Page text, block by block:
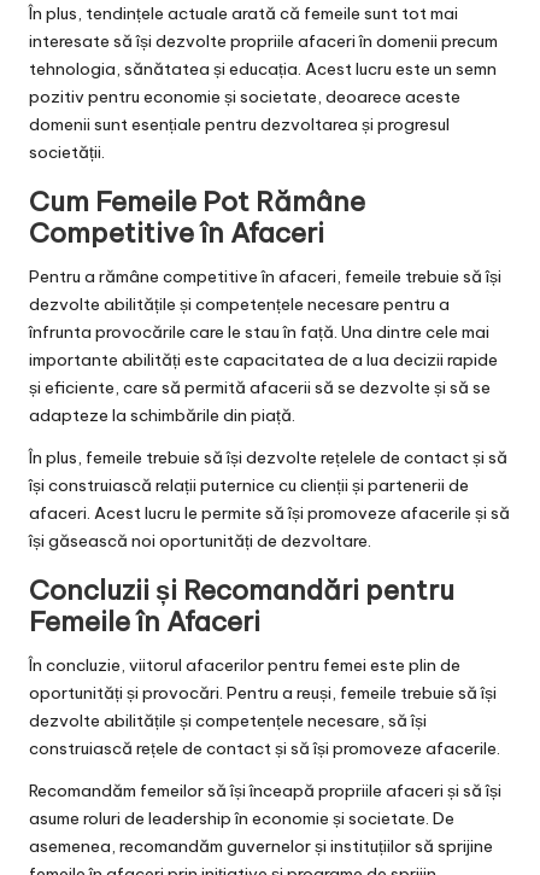
În plus, tendințele actuale arată că femeile sunt tot mai
interesate să își dezvolte propriile afaceri în domenii precum
tehnologia, sănătatea și educația. Acest lucru este un semn
pozitiv pentru economie și societate, deoarece aceste
domenii sunt esențiale pentru dezvoltarea și progresul
societății.
Cum Femeile Pot Rămâne
Competitive în Afaceri
Pentru a rămâne competitive în afaceri, femeile trebuie să își
dezvolte abilitățile și competențele necesare pentru a
înfrunta provocările care le stau în față. Una dintre cele mai
importante abilități este capacitatea de a lua decizii rapide
și eficiente, care să permită afacerii să se dezvolte și să se
adapteze la schimbările din piață.
În plus, femeile trebuie să își dezvolte rețelele de contact și să
își construiască relații puternice cu clienții și partenerii de
afaceri. Acest lucru le permite să își promoveze afacerile și să
își găsească noi oportunități de dezvoltare.
Concluzii și Recomandări pentru
Femeile în Afaceri
În concluzie, viitorul afacerilor pentru femei este plin de
oportunități și provocări. Pentru a reuși, femeile trebuie să își
dezvolte abilitățile și competențele necesare, să își
construiască rețele de contact și să își promoveze afacerile.
Recomandăm femeilor să își înceapă propriile afaceri și să își
asume roluri de leadership în economie și societate. De
asemenea, recomandăm guvernelor și instituțiilor să sprijine